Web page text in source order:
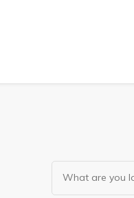
Looking
for